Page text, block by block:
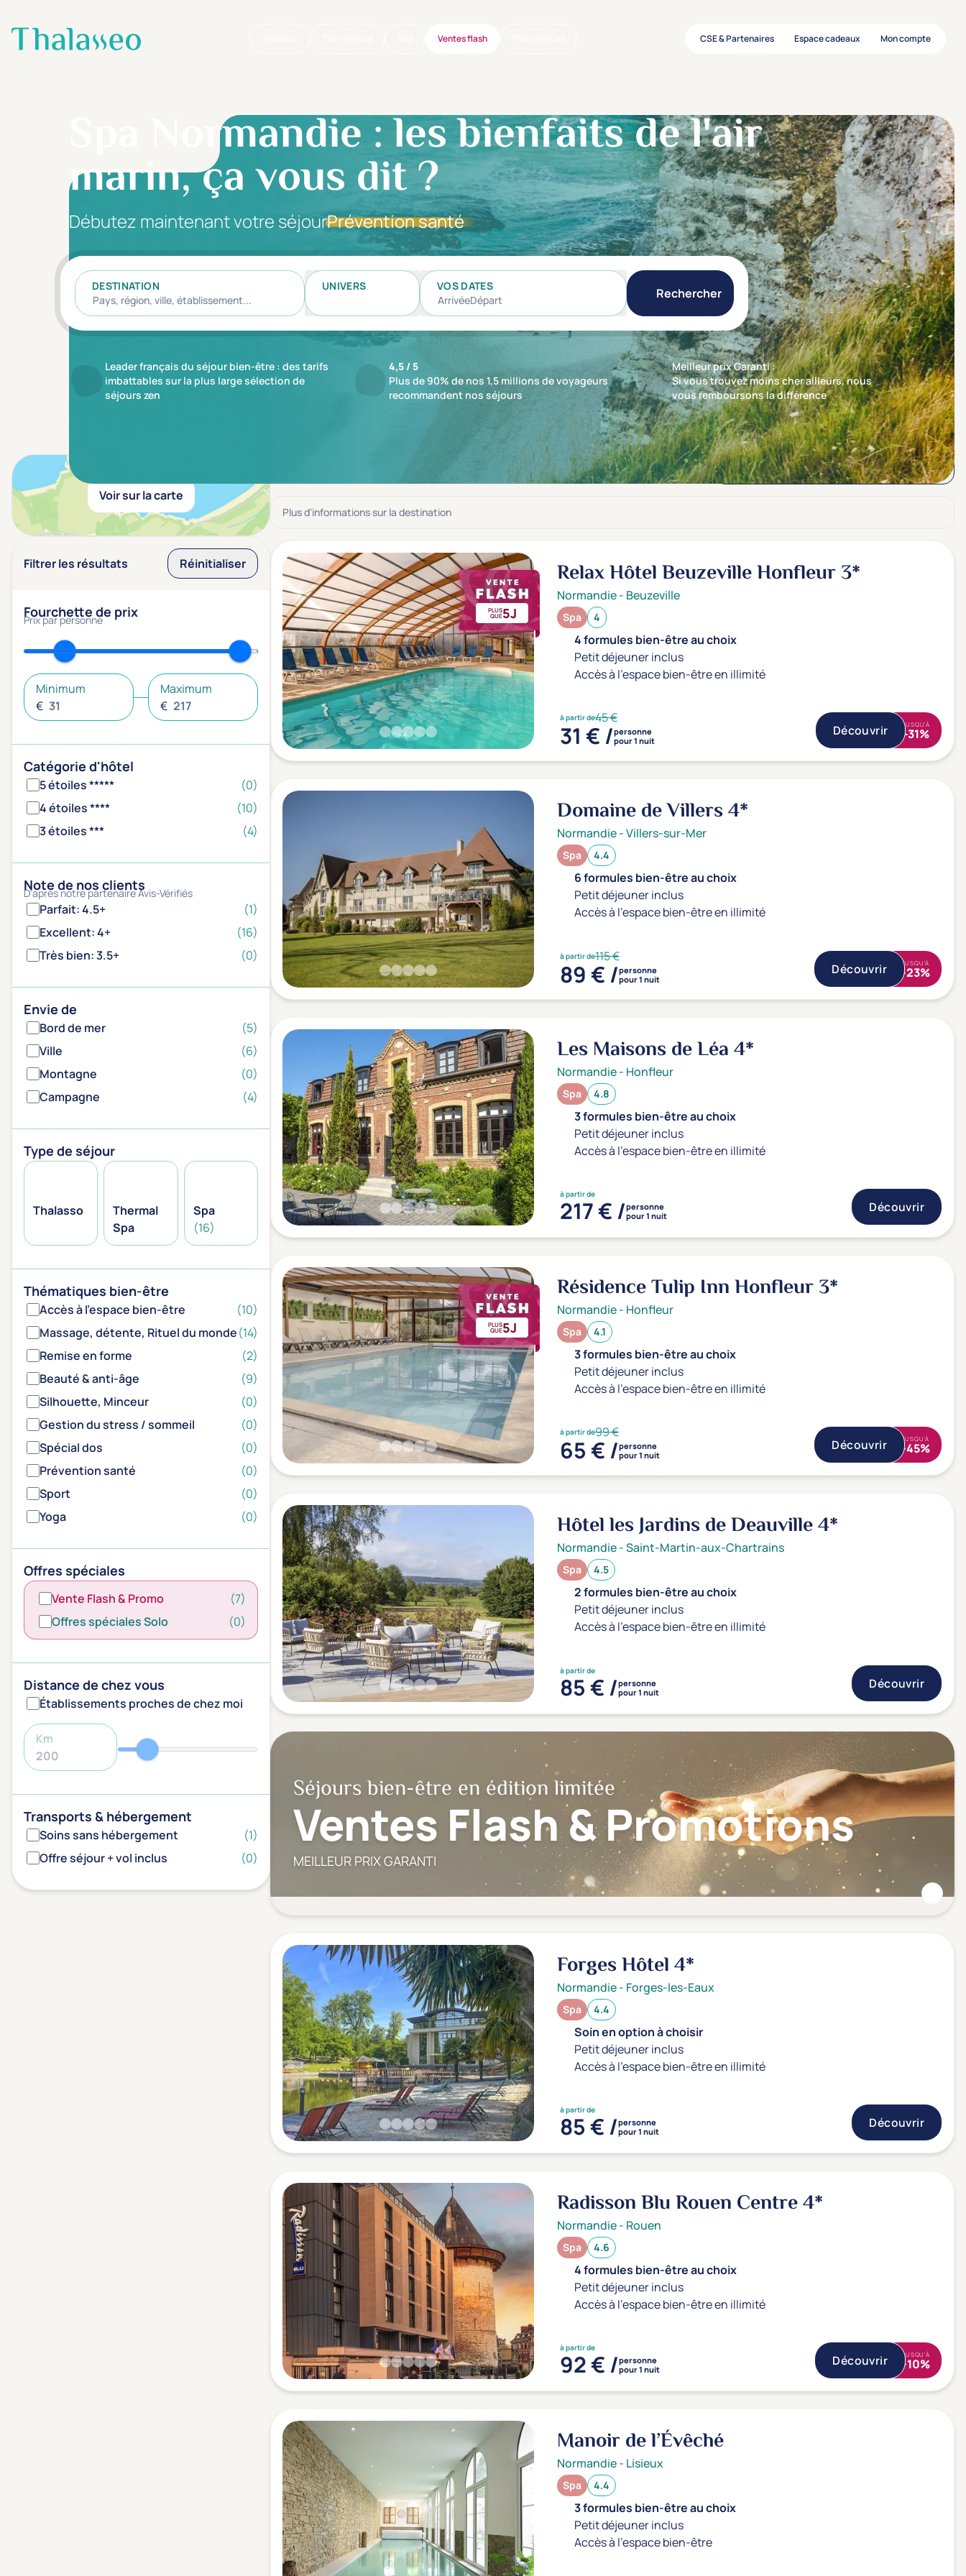
Aller au contenu principal Ventes flash CSE & Partenaires Espace cadeaux Mon compte
Spa Normandie : les bienfaits de l'air
marin, ça vous dit ?
Débutez maintenant votre séjourPrévention santé
DESTINATION UNIVERS
VOS DATES
ArrivéeDépart Rechercher
Leader français du séjour bien-être : des tarifs
imbattables sur la plus large sélection de
séjours zen
4,5 / 5
Plus de 90% de nos 1,5 millions de voyageurs
recommandent nos séjours
Meilleur prix Garanti :
Si vous trouvez moins cher ailleurs, nous
vous remboursons la différence
Voir sur la carte
Filtrer les résultats Réinitialiser
Fourchette de prix
Prix par personne
Minimum
€
Maximum
€
Catégorie d'hôtel
5 étoiles *****
(0)
4 étoiles ****
(10)
3 étoiles ***
(4)
Note de nos clients
D'après notre partenaire Avis-Vérifiés
Parfait: 4.5+
(1)
Excellent: 4+
(16)
Très bien: 3.5+
(0)
Envie de
Bord de mer
(5)
Ville
(6)
Montagne
(0)
Campagne
(4)
Type de séjour
Thalasso
Thermal
Spa
Spa
(16)
Thématiques bien-être
Accès à l'espace bien-être
(10)
Massage, détente, Rituel du monde(14)
Remise en forme
(2)
Beauté & anti-âge
(9)
Silhouette, Minceur
(0)
Gestion du stress / sommeil
(0)
Spécial dos
(0)
Prévention santé
(0)
Sport
(0)
Yoga
(0)
Offres spéciales
Vente Flash & Promo
(7)
Offres spéciales Solo
(0)
Distance de chez vous
Établissements proches de chez moi
Km
Transports & hébergement
Soins sans hébergement
(1)
Offre séjour + vol inclus
(0)
jusqu'à -45% Trier par Nos recommandations en premier
Plus d'informations sur la destination
PLUS
QUE5J
Relax Hôtel Beuzeville Honfleur3*
Normandie- Beuzeville
Spa 4
4 formules bien-être au choix
Petit déjeuner inclus
Accès à l'espace bien-être en illimité
à partir de45 €
31 € /personne
pour 1 nuit
Découvrir JUSQU'À
-31%
Domaine de Villers4*
Normandie-Villers-sur-Mer
Spa 4.4
6 formules bien-être au choix
Petit déjeuner inclus
Accès à l'espace bien-être en illimité
à partir de115 €
89 € /personne
pour 1 nuit
Découvrir JUSQU'À
-23%
Les Maisons de Léa4*
Normandie- Honfleur
Spa 4.8
3 formules bien-être au choix
Petit déjeuner inclus
Accès à l'espace bien-être en illimité
à partir de
217 € /personne
pour 1 nuit
Découvrir
PLUS
QUE5J
Résidence Tulip Inn Honfleur3*
Normandie- Honfleur
Spa 4.1
3 formules bien-être au choix
Petit déjeuner inclus
Accès à l'espace bien-être en illimité
à partir de99 €
65 € /personne
pour 1 nuit
Découvrir JUSQU'À
-45%
Hôtel les Jardins de Deauville4*
Normandie-Saint-Martin-aux-Chartrains
Spa 4.5
2 formules bien-être au choix
Petit déjeuner inclus
Accès à l'espace bien-être en illimité
à partir de
85 € /personne
pour 1 nuit
Découvrir
Séjours bien-être en édition limitée
Ventes Flash & Promotions
MEILLEUR PRIX GARANTI
Forges Hôtel4*
Normandie- Forges-les-Eaux
Spa 4.4
Soin en option à choisir
Petit déjeuner inclus
Accès à l'espace bien-être en illimité
à partir de
85 € /personne
pour 1 nuit
Découvrir
Radisson Blu Rouen Centre4*
Normandie- Rouen
Spa 4.6
4 formules bien-être au choix
Petit déjeuner inclus
Accès à l'espace bien-être en illimité
à partir de
92 € /personne
pour 1 nuit
Découvrir JUSQU'À
-10%
Manoir de l’Évêché
Normandie- Lisieux
Spa 4.4
3 formules bien-être au choix
Petit déjeuner inclus
Accès à l'espace bien-être